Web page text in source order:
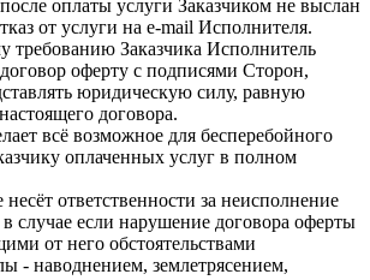
оплаты услуги Заказчиком не выслан
от услуги на e-mail Исполнителя.
требованию Заказчика Исполнитель
оферту с подписями Сторон,
юридическую силу, равную
договора.
всё возможное для бесперебойного
оплаченных услуг в полном
ответственности за неисполнение
случае если нарушение договора оферты
от него обстоятельствами
- наводнением, землетрясением,